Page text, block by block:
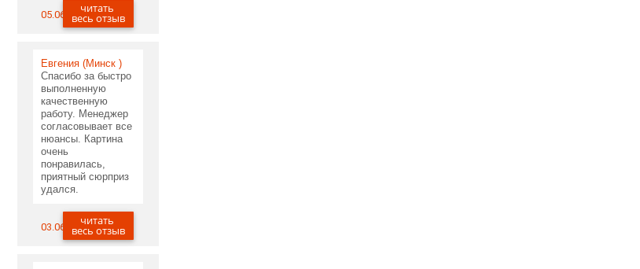
05.06.2020читать
весь отзыв
Евгения (Минск )
Спасибо за быстро
выполненную
качественную
работу. Менеджер
согласовывает все
нюансы. Картина
очень
понравилась,
приятный сюрприз
удался.
03.06.2020читать
весь отзыв